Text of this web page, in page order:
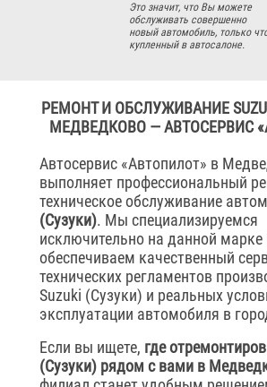
Это значит, что Вы можете
обслуживать совершенно
новый автомобиль, только
купленный в автосалоне.
РЕМОНТ И ОБСЛУЖИВАНИЕ
МЕДВЕДКОВО — АВТОСЕРВИС
Автосервис «Автопилот» в
выполняет профессиональный
техническое обслуживание
(Сузуки). Мы специализируемся
исключительно на данной марке
обеспечиваем качественный
технических регламентов
Suzuki (Сузуки) и реальных
эксплуатации автомобиля в
Если вы ищете, где
(Сузуки) рядом с вами в